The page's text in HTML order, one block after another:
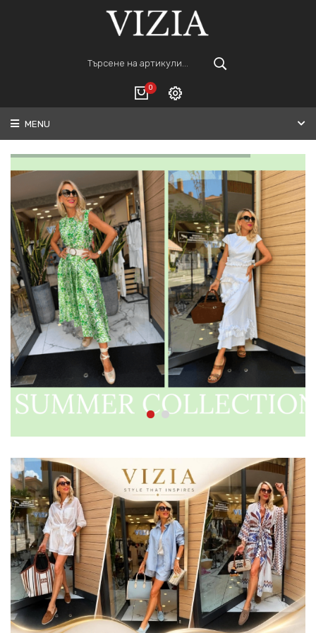
0
ВАШАТА КОЛИЧКА Е ПРАЗНА.
Общо :
ПОРЪЧАЙ
Регистрация
MENU